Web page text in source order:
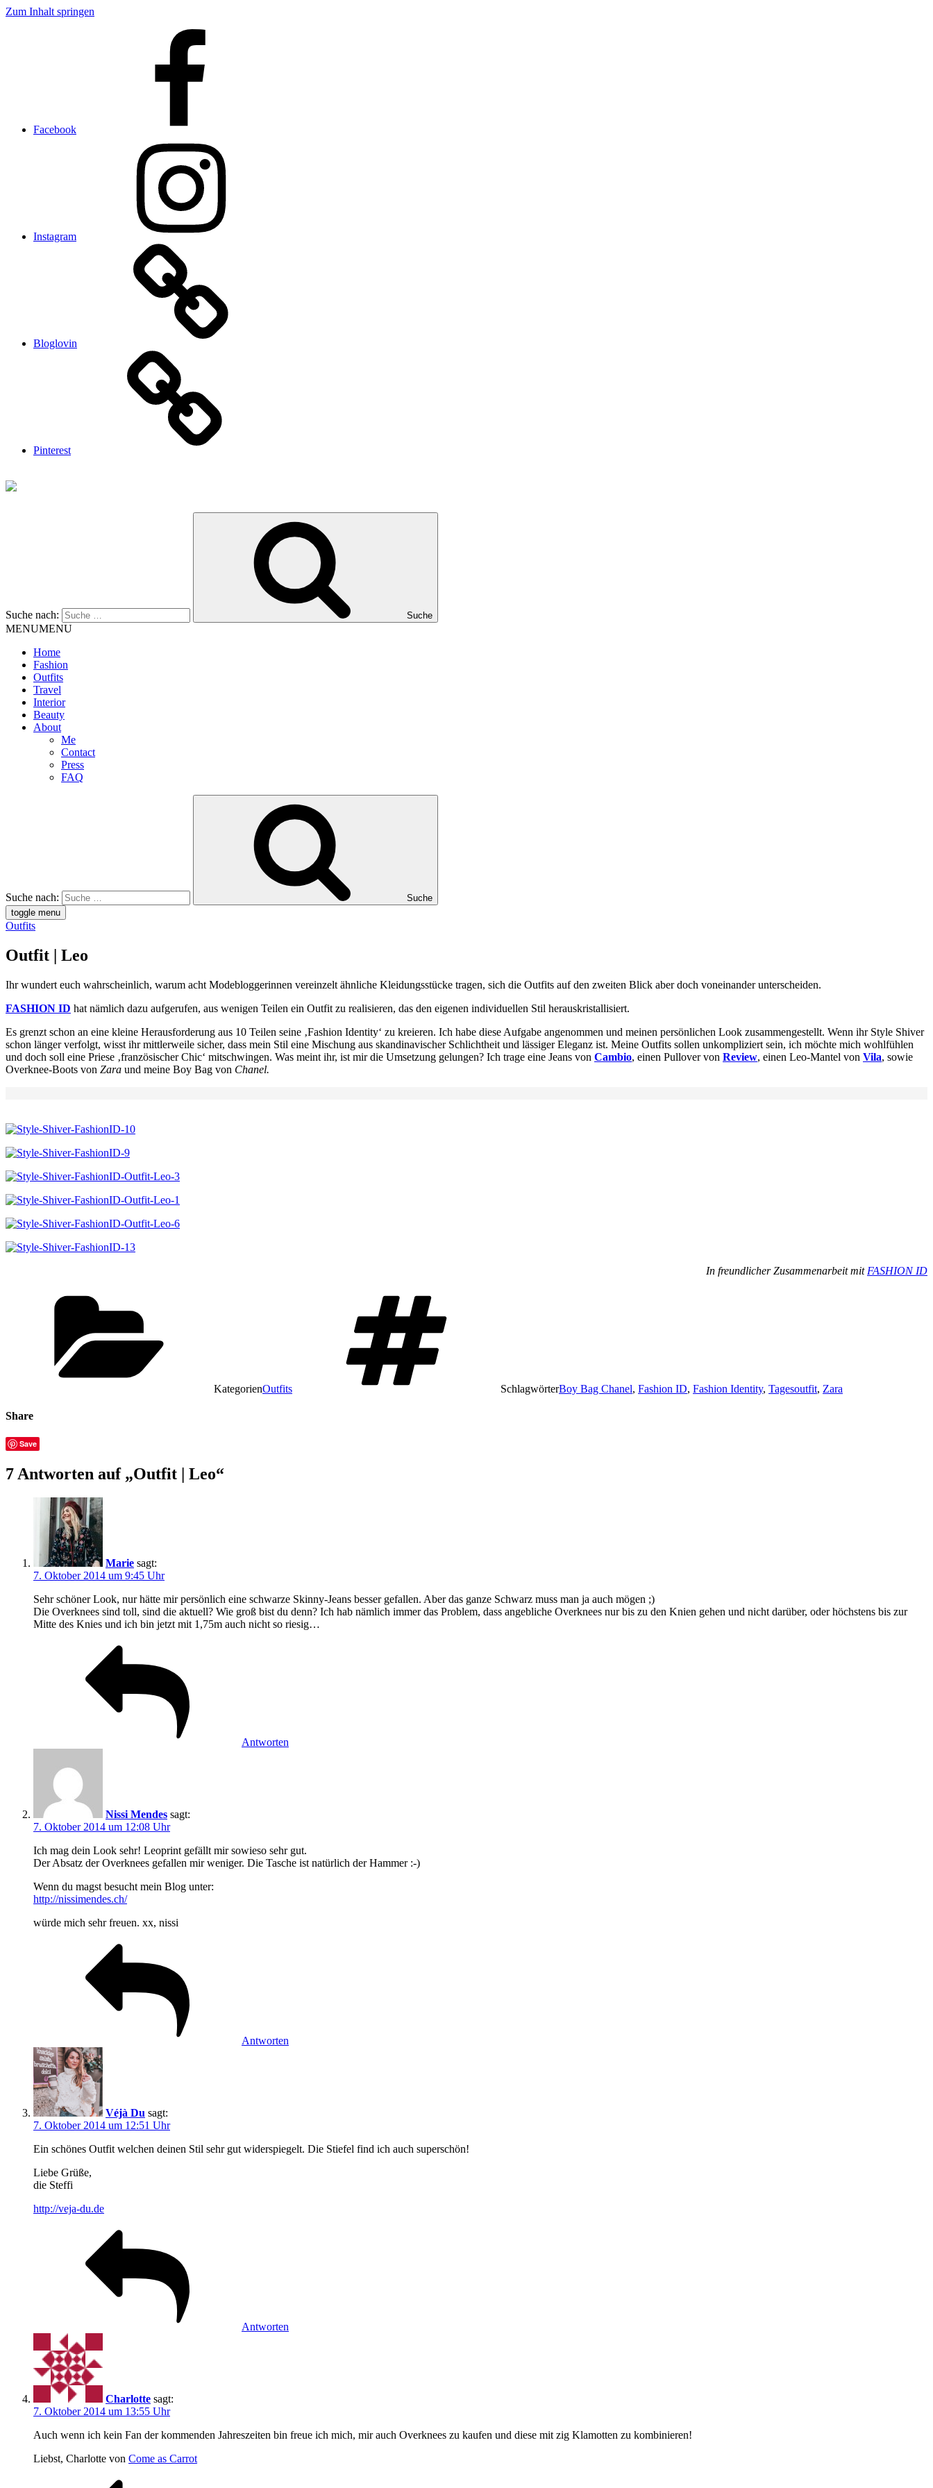
Zum Inhalt springen
Facebook
Instagram
Bloglovin
Pinterest
Suche nach: Suche
MENUMENU
Home
Fashion
Outfits
Travel
Interior
Beauty
About
Me
Contact
Press
FAQ
Suche nach:
Suche
toggle menu
Outfits
Outfit | Leo
Ihr wundert euch wahrscheinlich, warum acht Modebloggerinnen vereinzelt ähnliche Kleidungsstücke tragen, sich die Outfits auf den zweiten Blick aber doch voneinander unterscheiden.
FASHION ID hat nämlich dazu aufgerufen, aus wenigen Teilen ein Outfit zu realisieren, das den eigenen individuellen Stil herauskristallisiert.
Es grenzt schon an eine kleine Herausforderung aus 10 Teilen seine ‚Fashion Identity‘ zu kreieren. Ich habe diese Aufgabe angenommen und meinen persönlichen Look zusammengestellt. Wenn ihr Style Shiver
schon länger verfolgt, wisst ihr mittlerweile sicher, dass mein Stil eine Mischung aus skandinavischer Schlichtheit und lässiger Eleganz ist. Meine Outfits sollen unkompliziert sein, ich möchte mich wohlfühlen
und doch soll eine Priese ‚französischer Chic‘ mitschwingen. Was meint ihr, ist mir die Umsetzung gelungen? Ich trage eine Jeans von Cambio, einen Pullover von Review, einen Leo-Mantel von Vila, sowie
Overknee-Boots von Zara und meine Boy Bag von Chanel.
In freundlicher Zusammenarbeit mit FASHION ID
KategorienOutfits SchlagwörterBoy Bag Chanel, Fashion ID, Fashion Identity, Tagesoutfit, Zara
Share
Save
7 Antworten auf „Outfit | Leo“
Marie sagt:
7. Oktober 2014 um 9:45 Uhr
Sehr schöner Look, nur hätte mir persönlich eine schwarze Skinny-Jeans besser gefallen. Aber das ganze Schwarz muss man ja auch mögen ;)
Die Overknees sind toll, sind die aktuell? Wie groß bist du denn? Ich hab nämlich immer das Problem, dass angebliche Overknees nur bis zu den Knien gehen und nicht darüber, oder höchstens bis zur
Mitte des Knies und ich bin jetzt mit 1,75m auch nicht so riesig…
Antworten
Nissi Mendes sagt:
7. Oktober 2014 um 12:08 Uhr
Ich mag dein Look sehr! Leoprint gefällt mir sowieso sehr gut.
Der Absatz der Overknees gefallen mir weniger. Die Tasche ist natürlich der Hammer :-)
Wenn du magst besucht mein Blog unter:
http://nissimendes.ch/
würde mich sehr freuen. xx, nissi
Antworten
Véjà Du sagt:
7. Oktober 2014 um 12:51 Uhr
Ein schönes Outfit welchen deinen Stil sehr gut widerspiegelt. Die Stiefel find ich auch superschön!
Liebe Grüße,
die Steffi
http://veja-du.de
Antworten
Charlotte sagt:
7. Oktober 2014 um 13:55 Uhr
Auch wenn ich kein Fan der kommenden Jahreszeiten bin freue ich mich, mir auch Overknees zu kaufen und diese mit zig Klamotten zu kombinieren!
Liebst, Charlotte von Come as Carrot